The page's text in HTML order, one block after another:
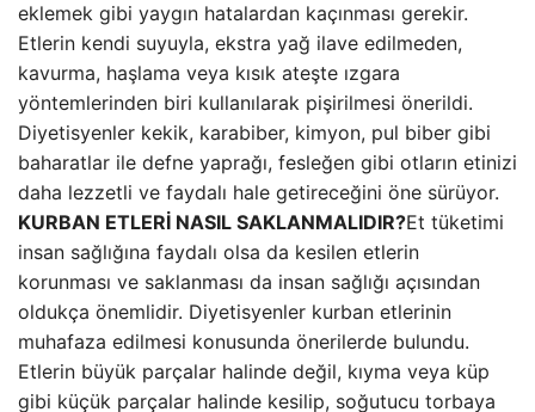
eklemek gibi yaygın hatalardan kaçınması gerekir.
Etlerin kendi suyuyla, ekstra yağ ilave edilmeden,
kavurma, haşlama veya kısık ateşte ızgara
yöntemlerinden biri kullanılarak pişirilmesi önerildi.
Diyetisyenler kekik, karabiber, kimyon, pul biber gibi
baharatlar ile defne yaprağı, fesleğen gibi otların etinizi
daha lezzetli ve faydalı hale getireceğini öne sürüyor.
KURBAN ETLERİ NASIL SAKLANMALIDIR?Et tüketimi
insan sağlığına faydalı olsa da kesilen etlerin
korunması ve saklanması da insan sağlığı açısından
oldukça önemlidir. Diyetisyenler kurban etlerinin
muhafaza edilmesi konusunda önerilerde bulundu.
Etlerin büyük parçalar halinde değil, kıyma veya küp
gibi küçük parçalar halinde kesilip, soğutucu torbaya